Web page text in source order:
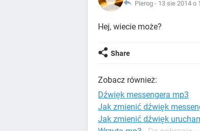
Pierog - 13 sie 2014 o
Hej, wiecie może?
Share
Zobacz również:
Dźwięk messengera mp3
Jak zmienić dźwięk
Jak zmienić dźwięk